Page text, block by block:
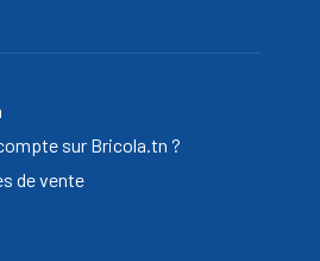
sur Bricola.tn ?
de vente